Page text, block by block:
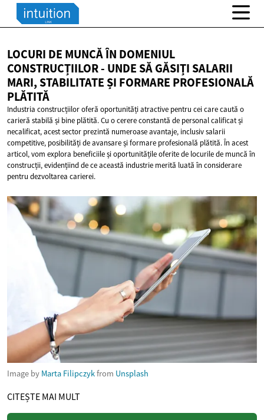
LOCURI DE MUNCĂ ÎN DOMENIUL
CONSTRUCȚIILOR - UNDE SĂ GĂSIȚI SALARII
MARI, STABILITATE ȘI FORMARE PROFESIONALĂ
PLĂTITĂ
Industria construcțiilor oferă oportunități atractive pentru cei care caută o
carieră stabilă și bine plătită. Cu o cerere constantă de personal calificat și
necalificat, acest sector prezintă numeroase avantaje, inclusiv salarii
competitive, posibilități de avansare și formare profesională plătită. În acest
articol, vom explora beneficiile și oportunitățile oferite de locurile de muncă în
construcții, evidențiind de ce această industrie merită luată în considerare
pentru dezvoltarea carierei.
Image by Marta Filipczykfrom Unsplash
CITEȘTE MAI MULT